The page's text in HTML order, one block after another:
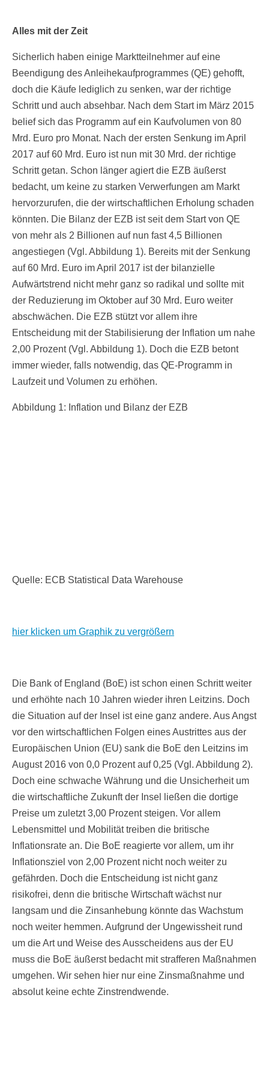
Alles mit der Zeit
Sicherlich haben einige Marktteilnehmer auf eine
Beendigung des Anleihekaufprogrammes (QE) gehofft,
doch die Käufe lediglich zu senken, war der richtige
Schritt und auch absehbar. Nach dem Start im März 2015
belief sich das Programm auf ein Kaufvolumen von 80
Mrd. Euro pro Monat. Nach der ersten Senkung im April
2017 auf 60 Mrd. Euro ist nun mit 30 Mrd. der richtige
Schritt getan. Schon länger agiert die EZB äußerst
bedacht, um keine zu starken Verwerfungen am Markt
hervorzurufen, die der wirtschaftlichen Erholung schaden
könnten. Die Bilanz der EZB ist seit dem Start von QE
von mehr als 2 Billionen auf nun fast 4,5 Billionen
angestiegen (Vgl. Abbildung 1). Bereits mit der Senkung
auf 60 Mrd. Euro im April 2017 ist der bilanzielle
Aufwärtstrend nicht mehr ganz so radikal und sollte mit
der Reduzierung im Oktober auf 30 Mrd. Euro weiter
abschwächen. Die EZB stützt vor allem ihre
Entscheidung mit der Stabilisierung der Inflation um nahe
2,00 Prozent (Vgl. Abbildung 1). Doch die EZB betont
immer wieder, falls notwendig, das QE-Programm in
Laufzeit und Volumen zu erhöhen.
Abbildung 1: Inflation und Bilanz der EZB
Quelle: ECB Statistical Data Warehouse
hier klicken um Graphik zu vergrößern
Die Bank of England (BoE) ist schon einen Schritt weiter
und erhöhte nach 10 Jahren wieder ihren Leitzins. Doch
die Situation auf der Insel ist eine ganz andere. Aus Angst
vor den wirtschaftlichen Folgen eines Austrittes aus der
Europäischen Union (EU) sank die BoE den Leitzins im
August 2016 von 0,0 Prozent auf 0,25 (Vgl. Abbildung 2).
Doch eine schwache Währung und die Unsicherheit um
die wirtschaftliche Zukunft der Insel ließen die dortige
Preise um zuletzt 3,00 Prozent steigen. Vor allem
Lebensmittel und Mobilität treiben die britische
Inflationsrate an. Die BoE reagierte vor allem, um ihr
Inflationsziel von 2,00 Prozent nicht noch weiter zu
gefährden. Doch die Entscheidung ist nicht ganz
risikofrei, denn die britische Wirtschaft wächst nur
langsam und die Zinsanhebung könnte das Wachstum
noch weiter hemmen. Aufgrund der Ungewissheit rund
um die Art und Weise des Ausscheidens aus der EU
muss die BoE äußerst bedacht mit strafferen Maßnahmen
umgehen. Wir sehen hier nur eine Zinsmaßnahme und
absolut keine echte Zinstrendwende.